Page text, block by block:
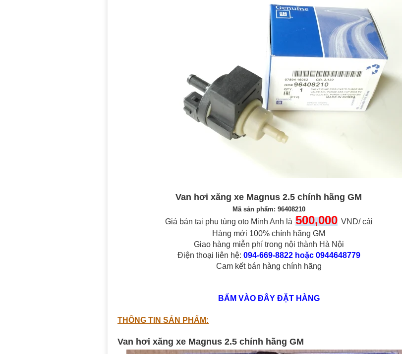
Van hơi xăng xe Magnus 2.5 chính hãng GM
Mã sản phẩm: 96408210
Giá bán tại phụ tùng oto Minh Anh là :500,000 VND/ cái
Hàng mới 100% chính hãng GM
Giao hàng miễn phí trong nội thành Hà Nội
Điện thoại liên hệ: 094-669-8822 hoặc 0944648779
Cam kết bán hàng chính hãng
BẤM VÀO ĐÂY ĐẶT HÀNG
THÔNG TIN SẢN PHẨM:
Van hơi xăng xe Magnus 2.5 chính hãng GM